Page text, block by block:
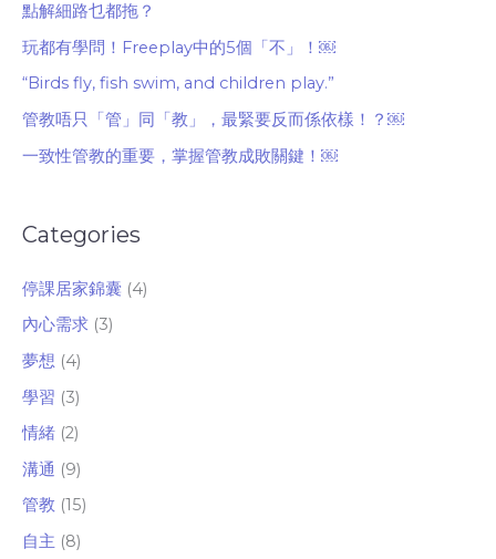
點解細路乜都拖？
玩都有學問！Freeplay中的5個「不」！￼
“Birds fly, fish swim, and children play.”
管教唔只「管」同「教」，最緊要反而係依樣！？￼
一致性管教的重要，掌握管教成敗關鍵！￼
Categories
停課居家錦囊 (4)
內心需求 (3)
夢想 (4)
學習 (3)
情緒 (2)
溝通 (9)
管教 (15)
自主 (8)